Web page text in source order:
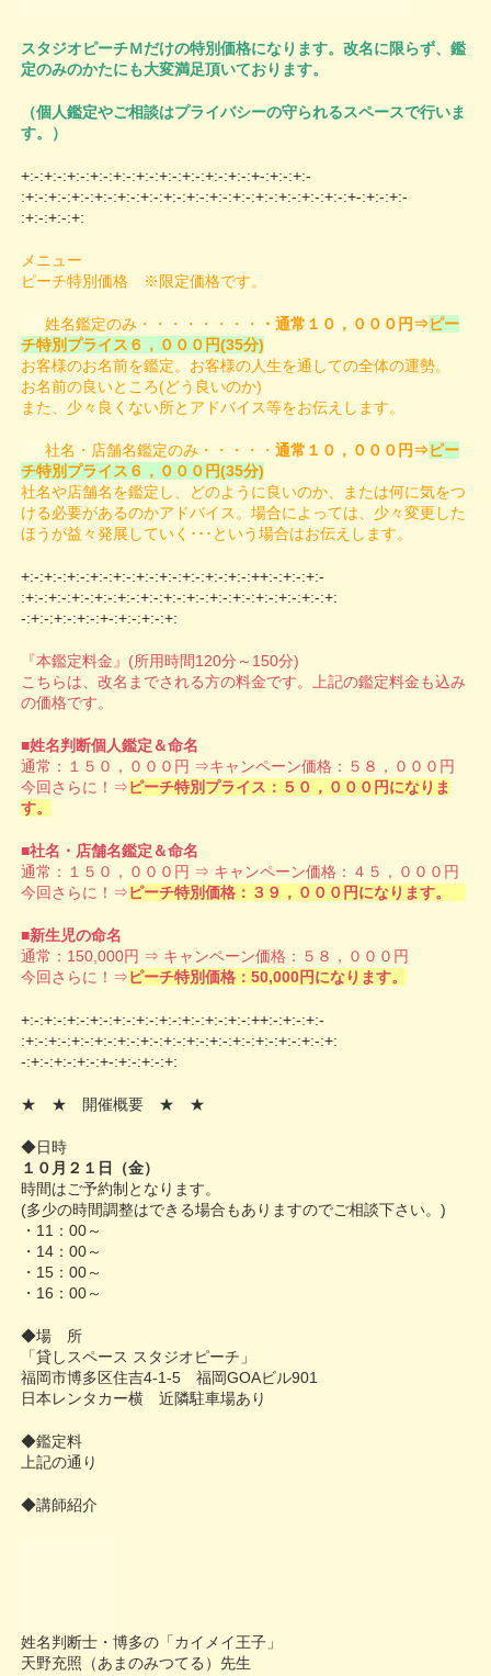
スタジオピーチＭだけの特別価格になります。改名に限らず、鑑
定のみのかたにも大変満足頂いております。
（個人鑑定やご相談はプライバシーの守られるスペースで行いま
す。）
+:-:+:-:+:-:+:-:+:-:+:-:+:-:+:-:+:-:+:-:+-:+:-:+:-
:+:-:+:-:+:-:+:-:+:-:+:-:+:-:+:-:+:-:+:-:+:-:+:-:+:-:+:-:+-:+:-:+:-
:+:-:+:-:+:
メニュー
ピーチ特別価格 ※限定価格です。
姓名鑑定のみ・・・・・・・・ ・通常１０，０００円⇒ピー
チ特別プライス６，０００円(35分)
お客様のお名前を鑑定。お客様の人生を通しての全体の運勢。
お名前の良いところ(どう良いのか)
また、少々良くない所とアドバイス等をお伝えします。
社名・店舗名鑑定のみ・・・・・通常１０，０００円⇒ピー
チ特別プライス６，０００円(35分)
社名や店舗名を鑑定し、どのように良いのか、または何に気をつ
ける必要があるのかアドバイス。場合によっては、 少々変更した
ほうが益々発展していく･･･という場合はお伝えします。
+:-:+:-:+:-:+:-:+:-:+:-:+:-:+:-:+:-:+:-:++:-:+:-:+:-
:+:-:+:-:+:-:+:-:+:-:+:-:+:-:+:-:+:-:+:-:+:-:+:-:+:-:+:
-:+:-:+:-:+:-:+-:+:-:+:-:+:
『本鑑定料金』(所用時間120分～150分)
こちらは、改名までされる方の料金です。上記の鑑定料金も込み
の価格です。
■姓名判断個人鑑定＆命名
通常：１５０，０００円 ⇒キャンペーン価格：５８，０００円
今回さらに！⇒ピーチ特別プライス：５０，０００円になりま
す。
■社名・店舗名鑑定＆命名
通常：１５０，０００円 ⇒ キャンペーン価格：４５，０００円
今回さらに！⇒ピーチ特別価格：３９，０００円になります。
■新生児の命名
通常：150,000円 ⇒ キャンペーン価格：５８，０００円
今回さらに！⇒ピーチ特別価格：50,000円になります。
+:-:+:-:+:-:+:-:+:-:+:-:+:-:+:-:+:-:+:-:++:-:+:-:+:-
:+:-:+:-:+:-:+:-:+:-:+:-:+:-:+:-:+:-:+:-:+:-:+:-:+:-:+:
-:+:-:+:-:+:-:+-:+:-:+:-:+:
★ ★ 開催概要 ★ ★
◆日時
１０月２１日（金）
時間はご予約制となります。
(多少の時間調整はできる場合もありますのでご相談下さ い。)
・11：00～
・14：00～
・15：00～
・16：00～
◆場 所
「貸しスペース スタジオピーチ」
福岡市博多区住吉4-1-5 福岡GOAビル901
日本レンタカー横 近隣駐車場あり
◆鑑定料
上記の通り
◆講師紹介
姓名判断士・博多の「カイメイ王子」
天野充照（あまのみつてる）先生